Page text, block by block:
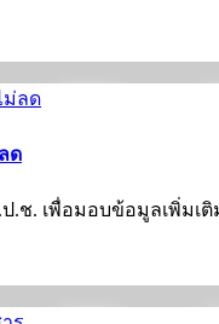
ด
ช. เพื่อมอบข้อมูลเพิ่มเ